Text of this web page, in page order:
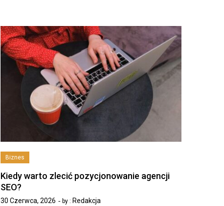
Biznes
Kiedy warto zlecić pozycjonowanie agencji
SEO?
30 Czerwca, 2026 by : Redakcja